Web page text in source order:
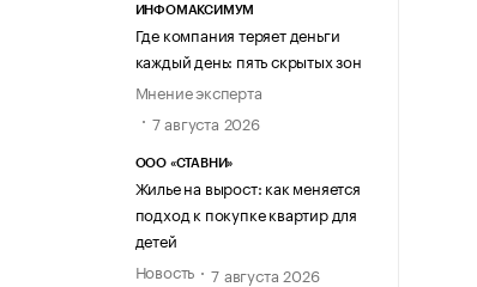
ИНФОМАКСИМУМ
Где компания теряет деньги
каждый день: пять скрытых зон
Мнение эксперта
7 августа 2026
ООО «СТАВНИ»
Жилье на вырост: как меняется
подход к покупке квартир для
детей
Новость
7 августа 2026